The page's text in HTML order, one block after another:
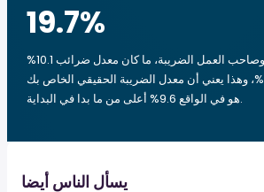
19.7%
لذلك، بدفعك أنت وصاحب العمل الضريبة، ما كان معدل ضرائب 10.1%
يرتفع الآن إلى 19.7%، وهذا يعني أن معدل الضريبة الحقيقي الخاص بك
هو في الواقع 9.6% أعلى من ما بدا في البداية.
يسأل الناس أيضا